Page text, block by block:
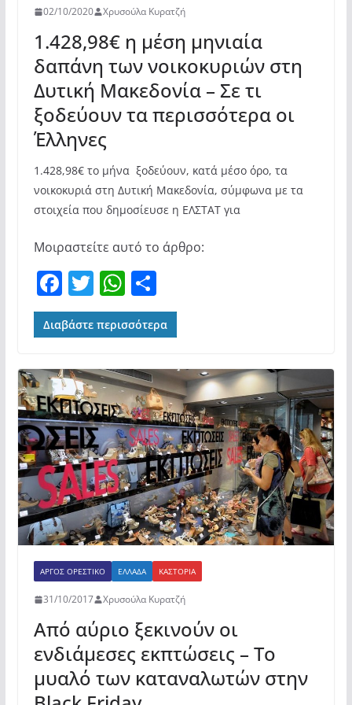
02/10/2020 Χρυσούλα Κυρατζή
1.428,98€ η μέση μηνιαία
δαπάνη των νοικοκυριών στη
Δυτική Μακεδονία – Σε τι
ξοδεύουν τα περισσότερα οι
Έλληνες
1.428,98€ το μήνα ξοδεύουν, κατά μέσο όρο, τα
νοικοκυριά στη Δυτική Μακεδονία, σύμφωνα με τα
στοιχεία που δημοσίευσε η ΕΛΣΤΑΤ για
Μοιραστείτε αυτό το άρθρο:
F
a
c
b
o
o
k
T
w
itt
W
h
at
A
p
p
Μ
οι
ρ
σ
τε
ίτ
ε
Διαβάστε περισσότερα
ΆΡΓΟΣ ΟΡΕΣΤΙΚΌ ΕΛΛΆΔΑ ΚΑΣΤΟΡΙΆ
31/10/2017 Χρυσούλα Κυρατζή
Από αύριο ξεκινούν οι
ενδιάμεσες εκπτώσεις – Το
μυαλό των καταναλωτών στην